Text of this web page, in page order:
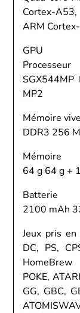
Cortex-
ARM
GPU
MP2
Mémoire vive
DDR3 256
Mémoire
64 g 64 g +
Batterie
2100 mAh
Jeux pris en
DC, PS,
POKE,
GG, GBC,